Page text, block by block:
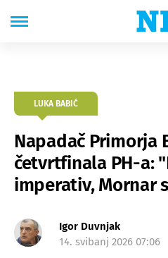
LUKA BABIĆ
Napadač Primorja
četvrtfinala PH-a:
imperativ, Mornar
Igor Duvnjak
14. svibanj 2026 07:06